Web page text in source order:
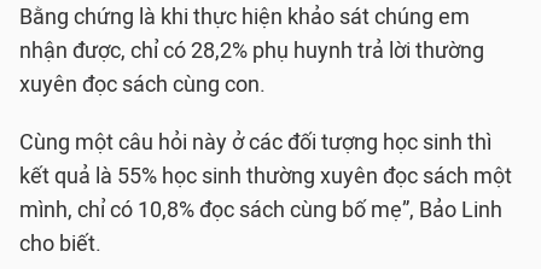
Bằng chứng là khi thực hiện khảo sát chúng em
nhận được, chỉ có 28,2% phụ huynh trả lời thường
xuyên đọc sách cùng con.
Cùng một câu hỏi này ở các đối tượng học sinh thì
kết quả là 55% học sinh thường xuyên đọc sách một
mình, chỉ có 10,8% đọc sách cùng bố mẹ”, Bảo Linh
cho biết.